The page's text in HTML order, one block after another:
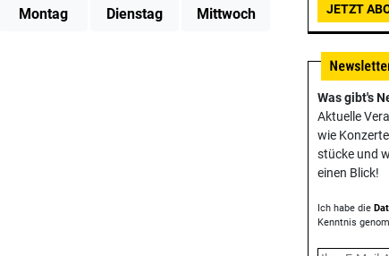
Montag Dienstag Mittwoch JETZT
Was gibt's
Aktuelle
wie
stücke und
einen Blick!
Ich habe die
Kenntnis